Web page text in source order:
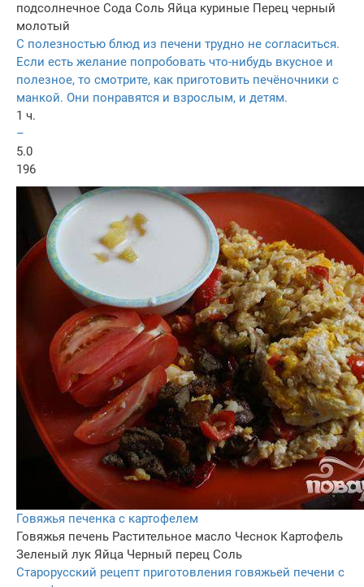
подсолнечное Сода Соль Яйца куриные Перец черный
молотый
С полезностью блюд из печени трудно не согласиться.
Если есть желание попробовать что-нибудь вкусное и
полезное, то смотрите, как приготовить печёночники с
манкой. Они понравятся и взрослым, и детям.
1 ч.
–
5.0
196
Говяжья печенка с картофелем
Говяжья печень Растительное масло Чеснок Картофель
Зеленый лук Яйца Черный перец Соль
Старорусский рецепт приготовления говяжьей печени с